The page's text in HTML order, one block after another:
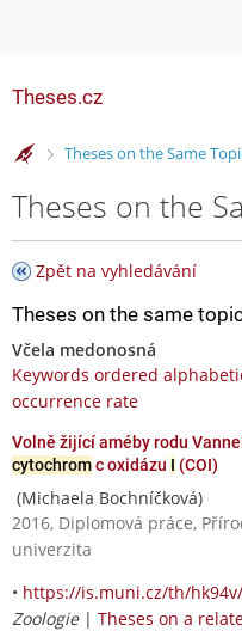
Theses.cz
>
Theses on the Same
Theses on the
Zpět na vyhledávání
Theses on the same
Včela medonosná
Keywords ordered
occurrence rate
Volně žijící améby rodu
cytochromc oxidázu I (COI)
(Michaela Bochníčková)
2016, Diplomová práce,
univerzita
• https://is.muni.cz/th/hk94v/
Zoologie| Theses on a